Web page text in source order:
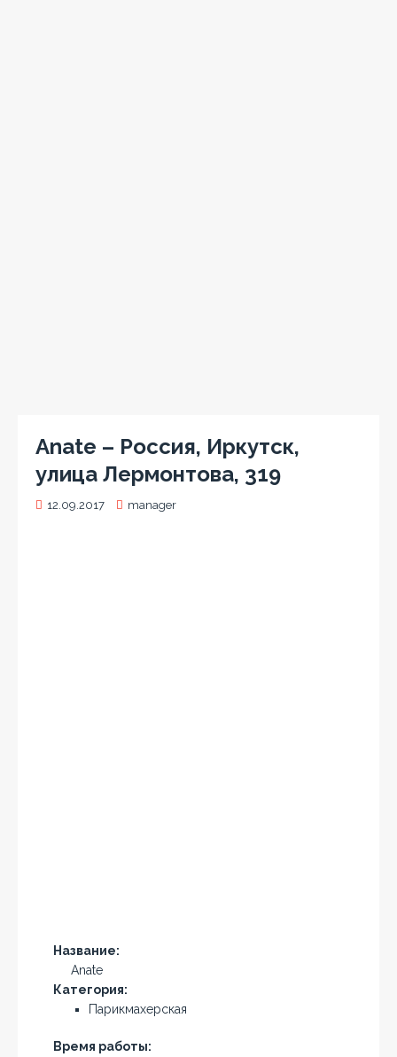
Anate – Россия, Иркутск,
улица Лермонтова, 319
12.09.2017 manager
Название:
Anate
Категория:
Парикмахерская
Время работы: